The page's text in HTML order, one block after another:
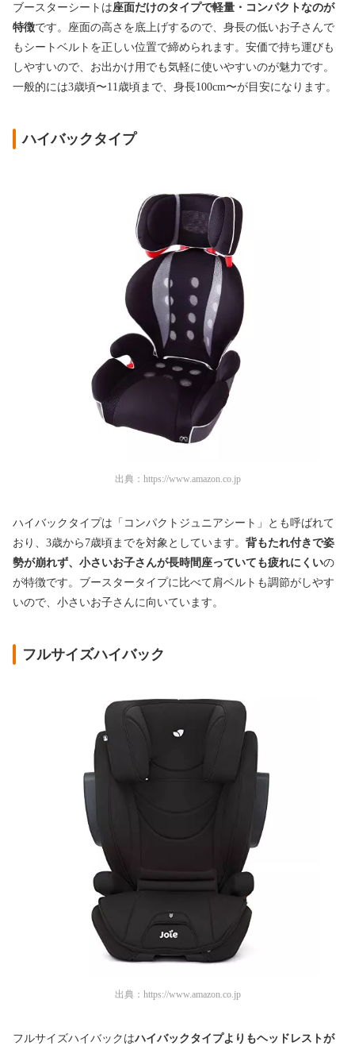
ブースターシートは座面だけのタイプで軽量・コンパクトなのが
特徴です。座面の高さを底上げするので、身長の低いお子さんで
もシートベルトを正しい位置で締められます。安価で持ち運びも
しやすいので、お出かけ用でも気軽に使いやすいのが魅力です。
一般的には3歳頃〜11歳頃まで、身長100cm〜が目安になります。
ハイバックタイプ
出典： https://www.amazon.co.jp
ハイバックタイプは「コンパクトジュニアシート」とも呼ばれて
おり、3歳から7歳頃までを対象としています。 背もたれ付きで姿
勢が崩れず、小さいお子さんが長時間座っていても疲れにくいの
が特徴です。ブースタータイプに比べて肩ベルトも調節がしやす
いので、小さいお子さんに向いています。
フルサイズハイバック
出典： https://www.amazon.co.jp
フルサイズハイバックはハイバックタイプよりもヘッドレストが